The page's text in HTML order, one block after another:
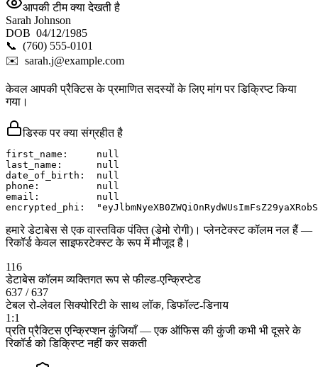
आपकी टीम क्या देखती है
Sarah Johnson
DOB 04/12/1985
📞 (760) 555-0101
✉️ sarah.j@example.com
केवल आपकी प्रैक्टिस के प्रमाणित सदस्यों के लिए मांग पर डिक्रिप्ट किया
गया।
डिस्क पर क्या संग्रहीत है
first_name:     null
last_name:      null
date_of_birth:  null
phone:          null
email:          null
encrypted_phi:
हमारे डेटाबेस से एक वास्तविक पंक्ति (डेमो रोगी)। प्लेनटेक्स्ट कॉलम नल हैं —
रिकॉर्ड केवल साइफरटेक्स्ट के रूप में मौजूद है।
116
डेटाबेस कॉलम व्यक्तिगत रूप से फील्ड-एन्क्रिप्टेड
637 / 637
टेबल रो-लेवल सिक्योरिटी के साथ लॉक, डिफॉल्ट-डिनाय
1:1
प्रति प्रैक्टिस एन्क्रिप्शन कुंजियाँ — एक ऑफिस की कुंजी कभी भी दूसरे के
रिकॉर्ड को डिक्रिप्ट नहीं कर सकती